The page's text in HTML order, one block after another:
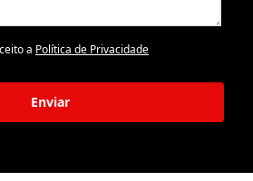
a Política de Privacidade
Enviar